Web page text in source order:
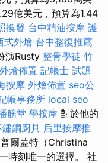
億美元，預算為1.44
換發 台中精油按摩 護
式外燴 台中整復推薦
演Rusty 整骨學徒 竹
外燴佈置 記帳士 試題
按摩 外燴佈置 seo公
帳事務所 local seo
筋堂 學按摩 對於他的
鏽鋼廚具 后里按摩推
爾蓋特（Christina
時刻唯一的選擇。 社